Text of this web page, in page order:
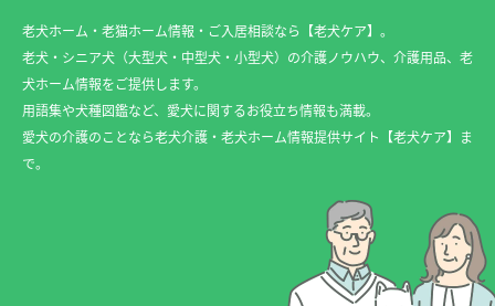
老犬ホーム・老猫ホーム情報・ご入居相談なら【老犬ケア】。
老犬・シニア犬（大型犬・中型犬・小型犬）の介護ノウハウ、介護用品、老
犬ホーム情報をご提供します。
用語集や犬種図鑑など、愛犬に関するお役立ち情報も満載。
愛犬の介護のことなら老犬介護・老犬ホーム情報提供サイト【老犬ケア】ま
で。